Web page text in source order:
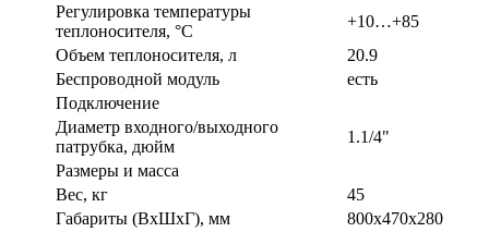
Регулировка температуры
теплоносителя, °С
+10…+85
Объем теплоносителя, л
20.9
Беспроводной модуль
есть
Подключение
Диаметр входного/выходного
патрубка, дюйм
1.1/4"
Размеры и масса
Вес, кг
45
Габариты (ВxШxГ), мм
800х470х280